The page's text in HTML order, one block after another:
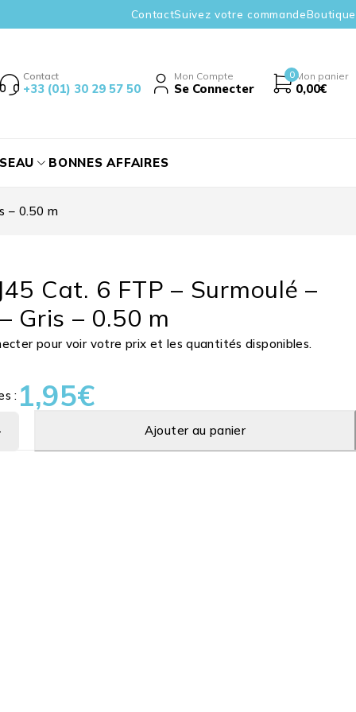
ContactSuivez votre commandeBoutique
Contact
+33 (01) 30 29 57 50
Mon Compte
Se Connecter
0 Mon panier
0,00€
BONNES AFFAIRES
– 0.50 m
Cat. 6 FTP – Surmoulé –
Gris – 0.50 m
pour voir votre prix et les quantités disponibles.
: 1,95€
Ajouter au panier